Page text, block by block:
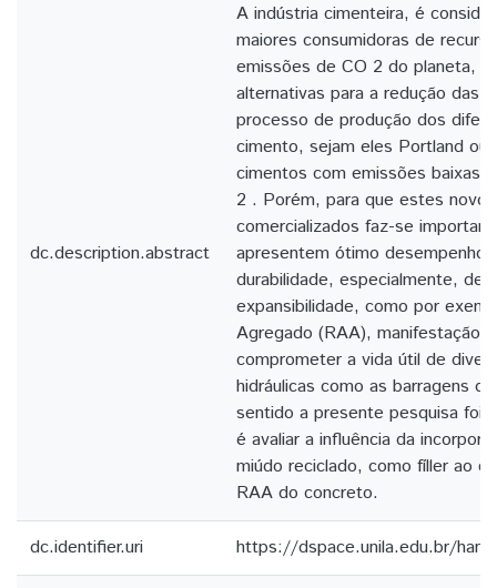
dc.description.abstract
A indústria cimenteira, é
maiores consumidoras de
emissões de CO 2 do planeta,
alternativas para a redução das
processo de produção dos
cimento, sejam eles Portland ou
cimentos com emissões baixas
2 . Porém, para que estes
comercializados faz-se
apresentem ótimo desempenho
durabilidade, especialmente,
expansibilidade, como por
Agregado (RAA), manifestação
comprometer a vida útil de
hidráulicas como as barragens
sentido a presente pesquisa foi
é avaliar a influência da
miúdo reciclado, como fíller ao
RAA do concreto.
dc.identifier.uri https://dspace.unila.edu.br/